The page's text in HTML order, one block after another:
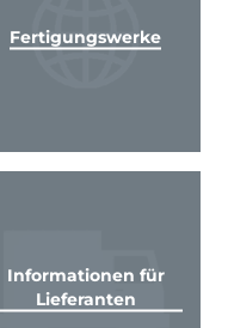
Fertigungswerke
Informationen für
Lieferanten